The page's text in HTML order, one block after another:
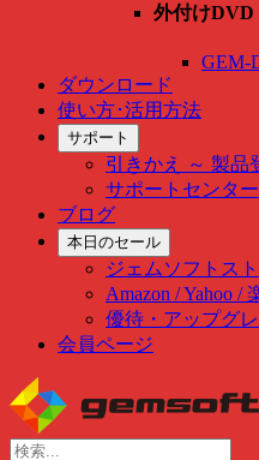
外付けDVD
GEM-
ダウンロード
使い方･活用方法
サポート
引きかえ ～ 製品
サポートセンター
ブログ
本日のセール
ジェムソフトス
Amazon / Yahoo /
優待・アップグ
会員ページ
Skip
to
content
検